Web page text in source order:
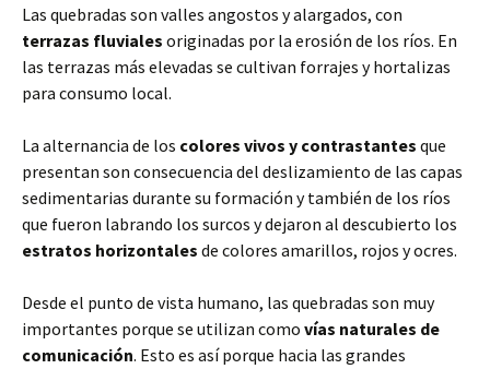
Las quebradas son valles angostos y alargados, con
terrazas fluviales originadas por la erosión de los ríos. En
las terrazas más elevadas se cultivan forrajes y hortalizas
para consumo local.
La alternancia de los colores vivos y contrastantes que
presentan son consecuencia del deslizamiento de las capas
sedimentarias durante su formación y también de los ríos
que fueron labrando los surcos y dejaron al descubierto los
estratos horizontales de colores amarillos, rojos y ocres.
Desde el punto de vista humano, las quebradas son muy
importantes porque se utilizan como vías naturales de
comunicación. Esto es así porque hacia las grandes